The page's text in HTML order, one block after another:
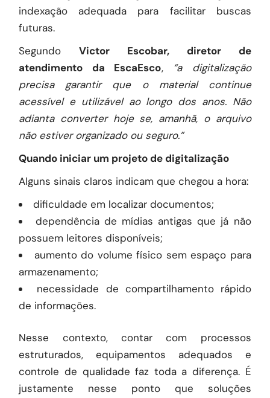
indexação adequada para facilitar buscas
futuras.
SegundoVictor Escobar, diretor de
atendimento da EscaEsco, “a digitalização
precisa garantir que o material continue
acessível e utilizável ao longo dos anos. Não
adianta converter hoje se, amanhã, o arquivo
não estiver organizado ou seguro.”
Quando iniciar um projeto de digitalização
Alguns sinais claros indicam que chegou a hora:
dificuldade em localizar documentos;
dependência de mídias antigas que já não
possuem leitores disponíveis;
aumento do volume físico sem espaço para
armazenamento;
necessidade de compartilhamento rápido
de informações.
Nesse contexto, contar com processos
estruturados, equipamentos adequados e
controle de qualidade faz toda a diferença. É
justamente nesse ponto que soluções